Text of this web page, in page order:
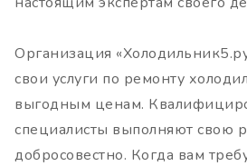
Организация
свои услуги по ремонту
выгодным ценам.
специалисты выполняют свою
добросовестно. Когда вам